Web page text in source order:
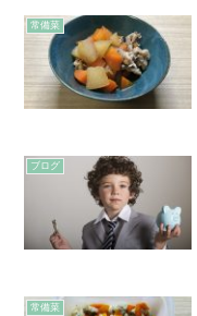
常備菜
ブログ
常備菜